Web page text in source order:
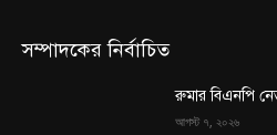
সম্পাদকের নির্বাচিত
রুমার বিএনপি
আগস্ট ৭, ২০২৬